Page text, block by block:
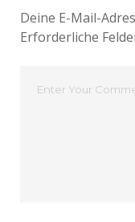
Deine E-Mail-
Erforderliche
Kommentar